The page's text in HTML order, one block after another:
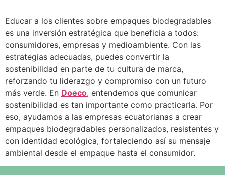
Educar a los clientes sobre empaques biodegradables
es una inversión estratégica que beneficia a todos:
consumidores, empresas y medioambiente. Con las
estrategias adecuadas, puedes convertir la
sostenibilidad en parte de tu cultura de marca,
reforzando tu liderazgo y compromiso con un futuro
más verde. En Doeco, entendemos que comunicar
sostenibilidad es tan importante como practicarla. Por
eso, ayudamos a las empresas ecuatorianas a crear
empaques biodegradables personalizados, resistentes y
con identidad ecológica, fortaleciendo así su mensaje
ambiental desde el empaque hasta el consumidor.